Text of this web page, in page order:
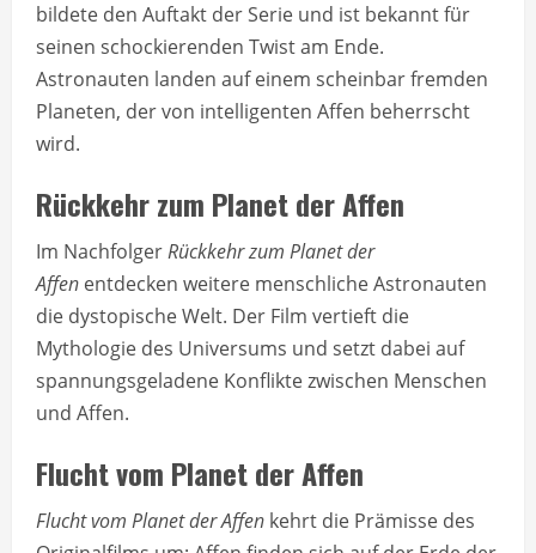
bildete den Auftakt der Serie und ist bekannt für
seinen schockierenden Twist am Ende.
Astronauten landen auf einem scheinbar fremden
Planeten, der von intelligenten Affen beherrscht
wird.
Rückkehr zum Planet der Affen
Im NachfolgerRückkehr zum Planet der
Affen entdecken weitere menschliche Astronauten
die dystopische Welt. Der Film vertieft die
Mythologie des Universums und setzt dabei auf
spannungsgeladene Konflikte zwischen Menschen
und Affen.
Flucht vom Planet der Affen
Flucht vom Planet der Affen kehrt die Prämisse des